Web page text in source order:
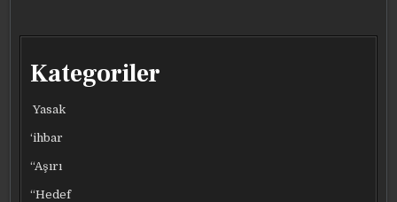
Kategoriler
Yasak
‘ihbar
“Aşırı
“Hedef